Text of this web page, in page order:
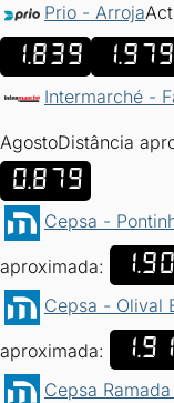
Prio - Arroja
1.839 1.979
Intermarché -
AgostoDistância
0.879
Cepsa -
aproximada:
Cepsa - Olival
aproximada:
Cepsa